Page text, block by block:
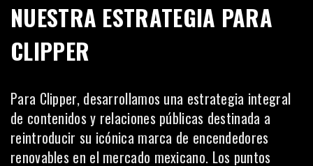
NUESTRA ESTRATEGIA PARA
CLIPPER
Para Clipper, desarrollamos una estrategia integral
de contenidos y relaciones públicas destinada a
reintroducir su icónica marca de encendedores
renovables en el mercado mexicano. Los puntos